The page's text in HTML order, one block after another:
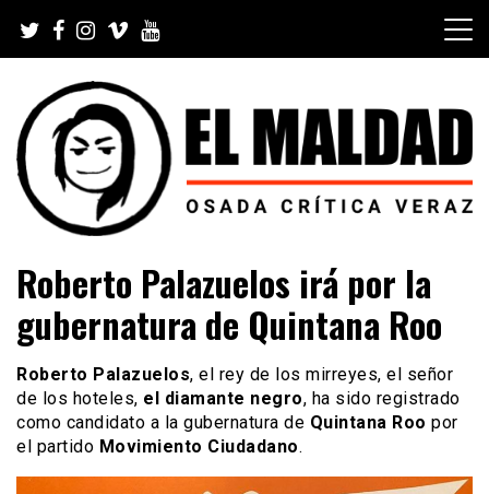
content
El Maldad
Viral y Youtube
Roberto Palazuelos irá por la
gubernatura de Quintana Roo
Roberto Palazuelos, el rey de los mirreyes, el señor
de los hoteles, el diamante negro, ha sido registrado
como candidato a la gubernatura de Quintana Roo por
el partido Movimiento Ciudadano.